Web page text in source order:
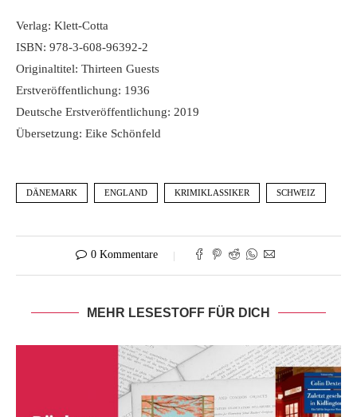
Verlag: Klett-Cotta
ISBN: 978-3-608-96392-2
Originaltitel: Thirteen Guests
Erstveröffentlichung: 1936
Deutsche Erstveröffentlichung: 2019
Übersetzung: Eike Schönfeld
DÄNEMARK ENGLAND KRIMIKLASSIKER SCHWEIZ
0 Kommentare
MEHR LESESTOFF FÜR DICH